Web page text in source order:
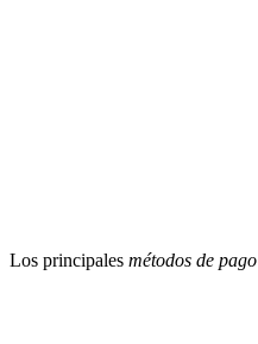
Los principales métodos de pago